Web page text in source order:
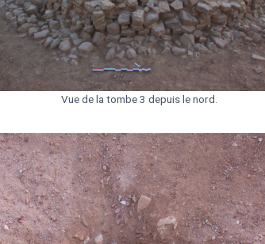
Vue de la tombe 3 depuis le nord.